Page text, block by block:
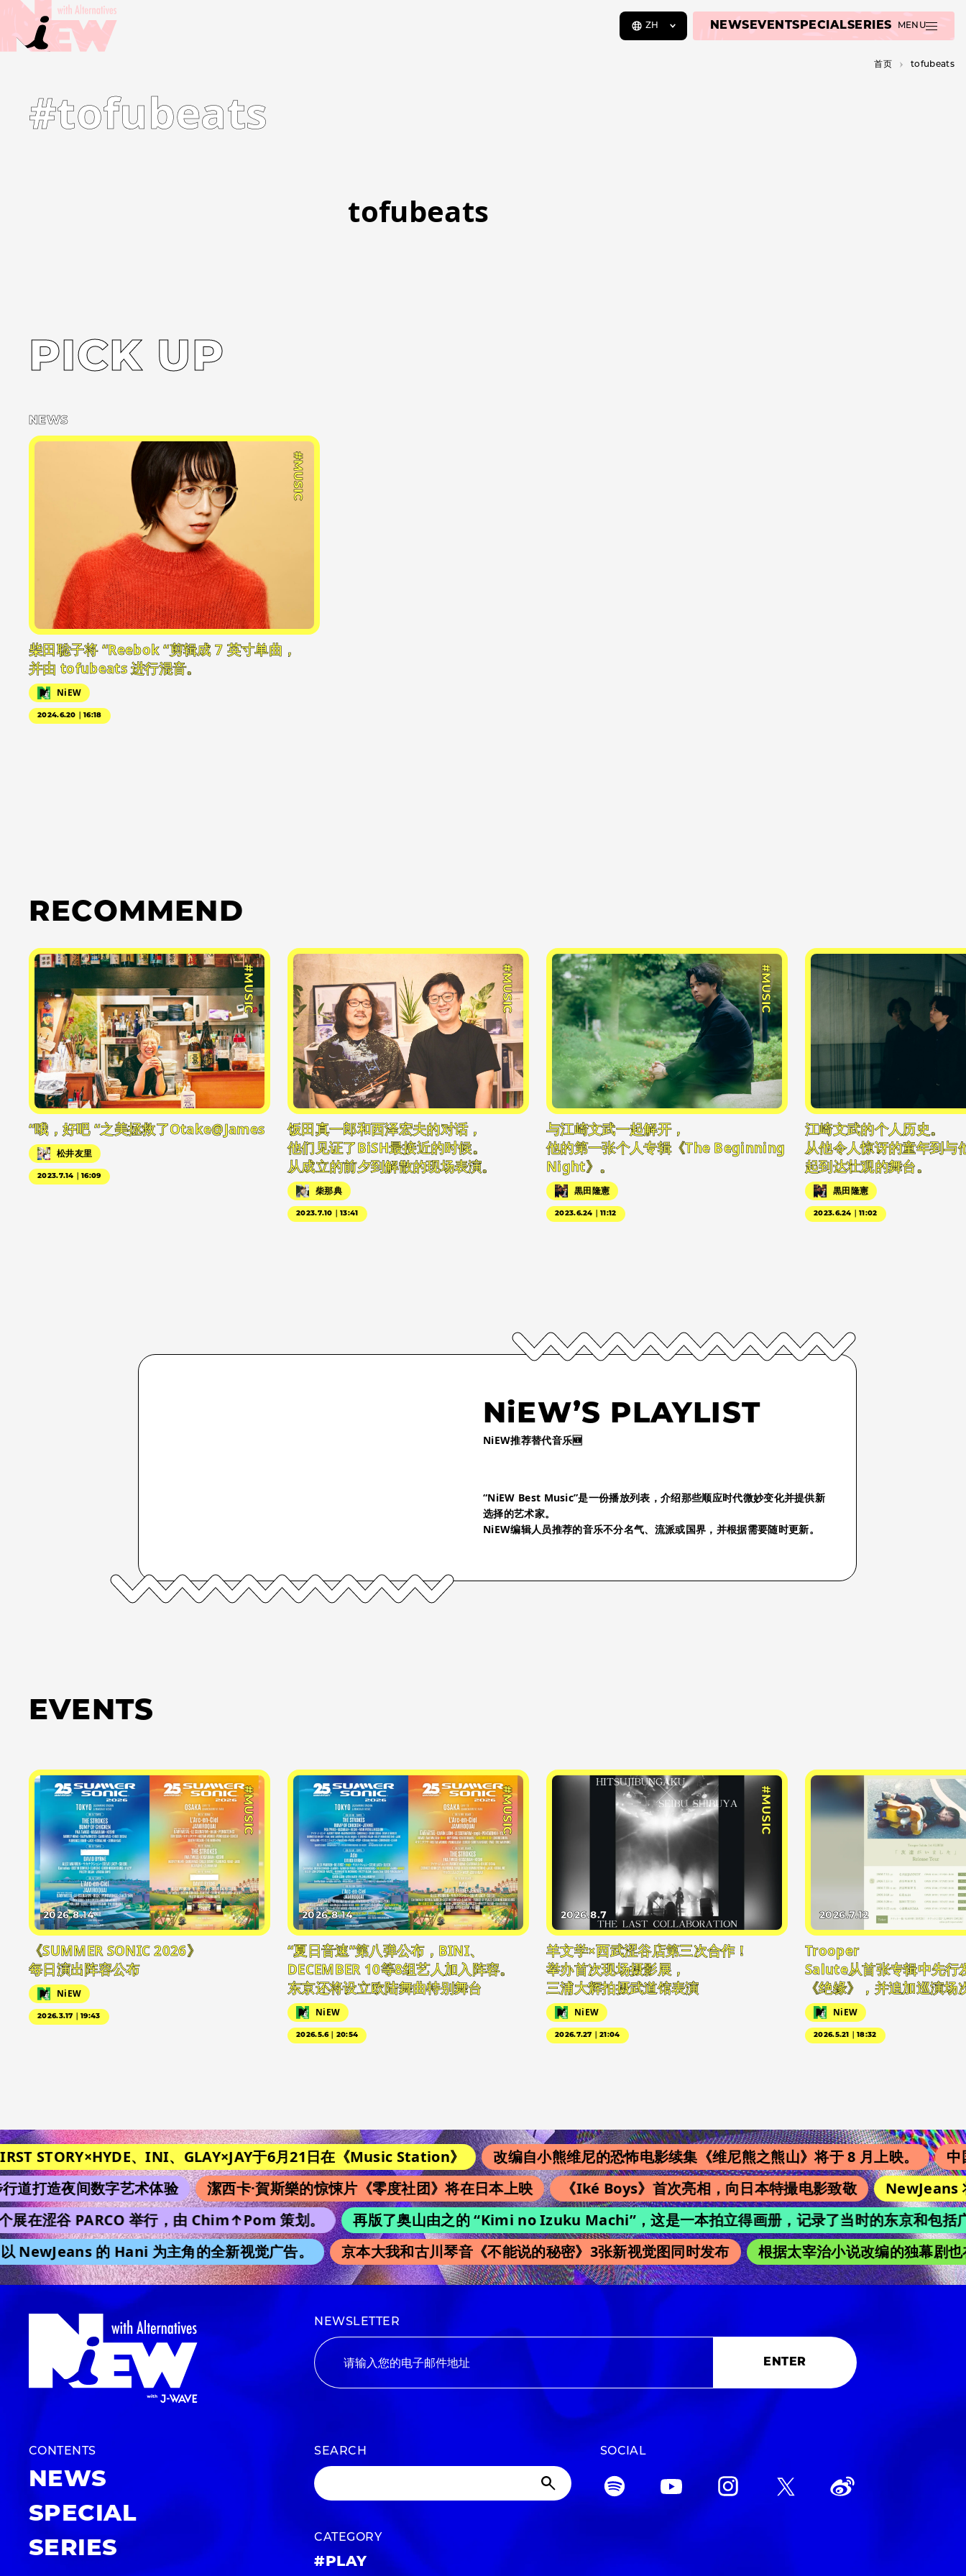
ZH NEWS EVENTSPECIALSERIES MENU
首页 tofubeats
#tofubeats
tofubeats
PICK UP
NEWS
#MUSIC
柴田聡子将 “Reebok “剪辑成 7 英寸单曲，
并由 tofubeats 进行混音。
NiEW
2024.6.20｜16:18
RECOMMEND
#MUSIC
“哦，好吧 “之美拯救了Otake@James
松井友里
2023.7.14｜16:09
#MUSIC
饭田真一郎和西泽宏夫的对话，
他们见证了BiSH最接近的时候。
从成立的前夕到解散的现场表演。
柴那典
2023.7.10｜13:41
#MUSIC
与江崎文武一起解开，
他的第一张个人专辑《The Beginning
Night》。
黒田隆憲
2023.6.24｜11:12
江崎文武的个人历史。
从他令人惊讶的童年到与
起到达壮观的舞台。
黒田隆憲
2023.6.24｜11:02
NiEW’S PLAYLIST
NiEW推荐替代音乐🆕
“NiEW Best Music”是一份播放列表，介绍那些顺应时代微妙变化并提供新
选择的艺术家。
NiEW编辑人员推荐的音乐不分名气、流派或国界，并根据需要随时更新。
EVENTS
#MUSIC
2026.8.14
《SUMMER SONIC 2026》
每日演出阵容公布
NiEW
2026.3.17｜19:43
#MUSIC
2026.8.14
“夏日音速”第八弹公布，BINI、
DECEMBER 10等8组艺人加入阵容。
东京还将设立欧陆舞曲特别舞台
NiEW
2026.5.6｜20:54
#MUSIC
2026.8.7
羊文学×西武涩谷店第三次合作！
举办首次现场摄影展，
三浦大辉拍摄武道馆表演
NiEW
2026.7.27｜21:04
2026.7.12
Trooper
Salute从首张专辑中先行
《绝缘》，并追加巡演场
NiEW
2026.5.21｜18:32
、INI、GLAY×JAY于6月21日在《Music Station》 改编自小熊维尼的恐怖电影续集《维尼熊之熊山》将于 8 月上映。
中国
打造夜间数字艺术体验
潔西卡·賀斯樂的惊悚片《零度社团》将在日本上映 《Iké Boys》首次亮相，向日本特撮电影致敬
NewJeans 将
涩谷 PARCO 举行，由 Chim↑Pom 策划。
再版了奥山由之的 “Kimi no Izuku Machi”，这是一本拍立得画册，记录了当时的东京和包括广
的 Hani 为主角的全新视觉广告。
京本大我和古川琴音《不能说的秘密》3张新视觉图同时发布 根据太宰治小说改编的独幕剧也
NEWSLETTER
ENTER
CONTENTS
NEWS
SPECIAL
SERIES
SEARCH
CATEGORY
#PLAY
SOCIAL